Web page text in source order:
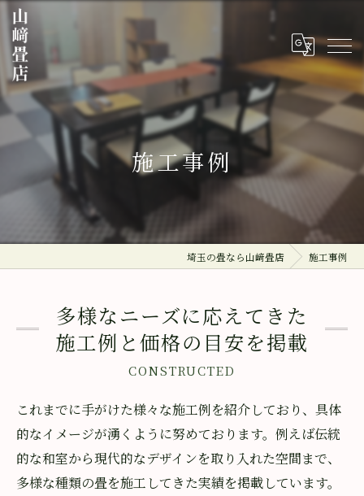
施工事例
埼玉の畳なら山﨑畳店 施工事例
多様なニーズに応えてきた
施工例と価格の目安を掲載
CONSTRUCTED
これまでに手がけた様々な施工例を紹介しており、具体
的なイメージが湧くように努めております。例えば伝統
的な和室から現代的なデザインを取り入れた空間まで、
多様な種類の畳を施工してきた実績を掲載しています。